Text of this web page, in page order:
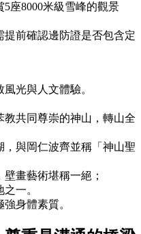
座8000米級雪峰的觀景
前確認邊防證是否包含定
光與人文體驗。
教共同尊崇的神山，轉山全
與岡仁波齊並稱「神山聖
畫藝術堪稱一絕；
一。
身體素質。